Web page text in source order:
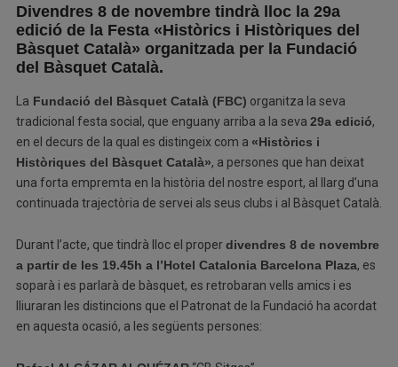
Divendres 8 de novembre tindrà lloc la 29a
edició de la Festa «Històrics i Històriques del
Bàsquet Català» organitzada per la Fundació
del Bàsquet Català.
La Fundació del Bàsquet Català (FBC) organitza la seva
tradicional festa social, que enguany arriba a la seva 29a edició,
en el decurs de la qual es distingeix com a «Històrics i
Històriques del Bàsquet Català», a persones que han deixat
una forta empremta en la història del nostre esport, al llarg d’una
continuada trajectòria de servei als seus clubs i al Bàsquet Català.
Durant l’acte, que tindrà lloc el properdivendres 8de novembre
a partir de les 19.45h a l’Hotel Catalonia Barcelona Plaza, es
soparà i es parlarà de bàsquet, es retrobaran vells amics i es
lliuraran les distincions que el Patronat de la Fundació ha acordat
en aquesta ocasió, a les següents persones: